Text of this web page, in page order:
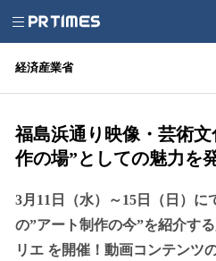
経済産業省
福島浜通り映像・芸術
作の場”としての魅力を
3月11日（水）～15日（日）に
の”アート制作の今”を紹介す
リエ を開催！動画コンテンツ